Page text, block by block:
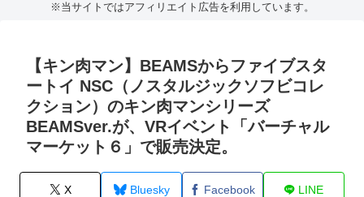
※当サイトではアフィリエイト広告を利用しています。
【キン肉マン】BEAMSからファイブスタ
ートイ NSC（ノスタルジックソフビコレ
クション）のキン肉マンシリーズ
BEAMSver.が、VRイベント「バーチャル
マーケット６」で販売決定。
X Bluesky Facebook LINE